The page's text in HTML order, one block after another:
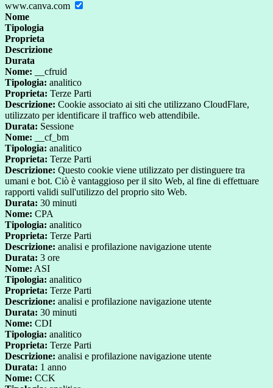
www.canva.com
Nome
Tipologia
Proprieta
Descrizione
Durata
Nome: __cfruid
Tipologia: analitico
Proprieta: Terze Parti
Descrizione: Cookie associato ai siti che utilizzano CloudFlare,
utilizzato per identificare il traffico web attendibile.
Durata: Sessione
Nome: __cf_bm
Tipologia: analitico
Proprieta: Terze Parti
Descrizione: Questo cookie viene utilizzato per distinguere tra
umani e bot. Ciò è vantaggioso per il sito Web, al fine di effettuare
rapporti validi sull'utilizzo del proprio sito Web.
Durata: 30 minuti
Nome: CPA
Tipologia: analitico
Proprieta: Terze Parti
Descrizione: analisi e profilazione navigazione utente
Durata: 3 ore
Nome: ASI
Tipologia: analitico
Proprieta: Terze Parti
Descrizione: analisi e profilazione navigazione utente
Durata: 30 minuti
Nome: CDI
Tipologia: analitico
Proprieta: Terze Parti
Descrizione: analisi e profilazione navigazione utente
Durata: 1 anno
Nome: CCK